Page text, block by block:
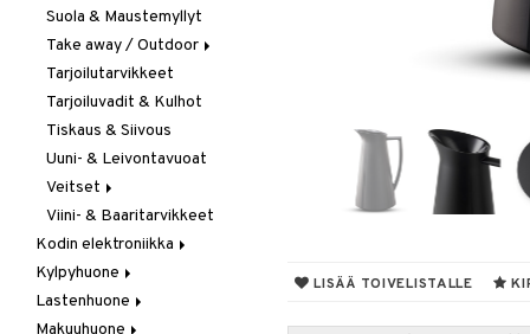
LISÄÄ TOIVELISTALLE
Viinilasit
Whiskey- & Konjakkilasit
Suola & Maustemyllyt
Take away / Outdoor
Eväslaatikot
Pullot
Termoskannut
Termosmukit
Tarjoilutarvikkeet
Tarjoiluvadit & Kulhot
Tiskaus & Siivous
Uuni- & Leivontavuoat
Veitset
Erityisveitset
Keittiöveitset
Kuorinta- &
Vihannesveitset
Leikkuulaudat
Viini- & Baaritarvikkeet
Kodin elektroniikka
Ääni
Kylpyhuone
Kylpyhuoneen sisustus
Kylpyhuoneen tarvikkeita
Lastenhuone
Kylpyhuoneen koristelu
Makuuhuone